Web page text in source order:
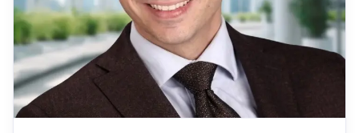
ACCOMPAGNEMENT COMMERCIAL
Sébastien Melois Giuntini